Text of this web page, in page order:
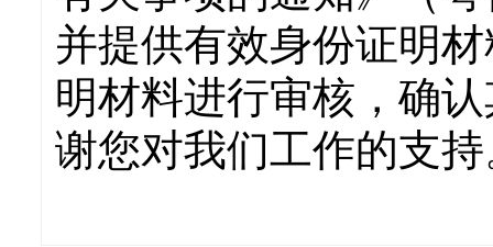
并提供有效身份证明
明材料进行审核，确
谢您对我们工作的支